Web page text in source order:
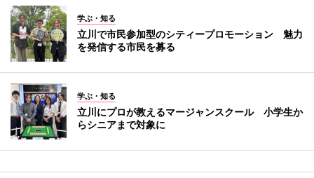
学ぶ・知る
立川で市民参加型のシティープロモーション 魅力
を発信する市民を募る
学ぶ・知る
立川にプロが教えるマージャンスクール 小学生か
らシニアまで対象に